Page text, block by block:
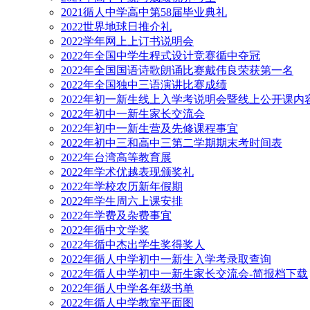
2021循人中学高中第58届毕业典礼
2022世界地球日推介礼
2022学年网上上订书说明会
2022年全国中学生程式设计竞赛循中夺冠
2022年全国国语诗歌朗诵比赛戴伟良荣获第一名
2022年全国独中三语演讲比赛成绩
2022年初一新生线上入学考说明会暨线上公开课内
2022年初中一新生家长交流会
2022年初中一新生营及先修课程事宜
2022年初中三和高中三第二学期期末考时间表
2022年台湾高等教育展
2022年学术优越表现颁奖礼
2022年学校农历新年假期
2022年学生周六上课安排
2022年学费及杂费事宜
2022年循中文学奖
2022年循中杰出学生奖得奖人
2022年循人中学初中一新生入学考录取查询
2022年循人中学初中一新生家长交流会-简报档下载
2022年循人中学各年级书单
2022年循人中学教室平面图